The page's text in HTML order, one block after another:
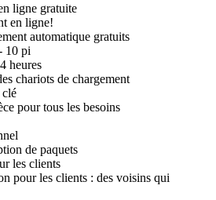
ligne gratuite
en ligne!
automatique gratuits
10 pi
heures
chariots de chargement
clé
pour tous les besoins
de paquets
les clients
pour les clients : des voisins qui